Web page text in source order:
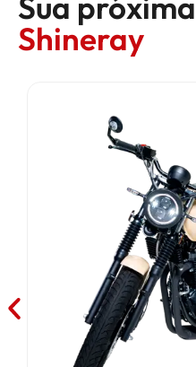
Shineray